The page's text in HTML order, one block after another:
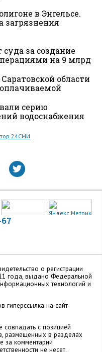
в Энгельсе.
загрязнения
за создание
на 9 млрд
области
серию
водоснабжения
24СМИ
о регистрации
года, выдано Федеральной
технологий и
гиперссылка на сайт
с позицией
размещенных в разделах
за комментарии
не несет.